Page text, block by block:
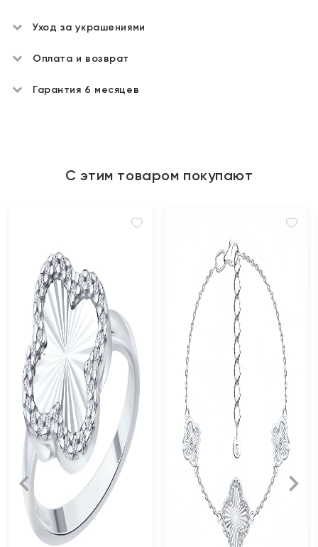
Уход за украшениями
Оплата и возврат
Гарантия 6 месяцев
С этим товаром покупают